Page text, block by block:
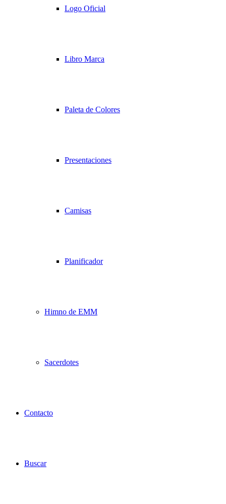
Logo Oficial
Libro Marca
Paleta de Colores
Presentaciones
Camisas
Planificador
Himno de EMM
Sacerdotes
Contacto
Buscar